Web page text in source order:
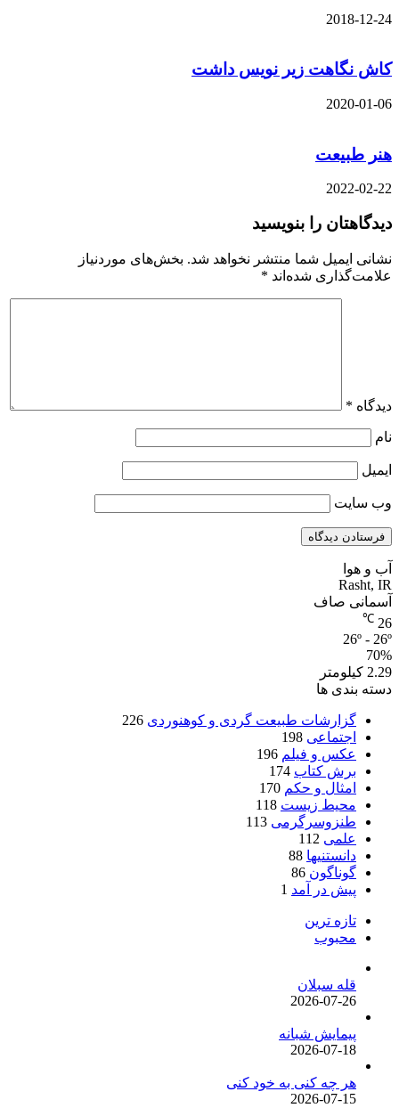
2018-12-24
کاش نگاهت زیر نویس داشت
2020-01-06
هنر طبیعت
2022-02-22
دیدگاهتان را بنویسید
نشانی ایمیل شما منتشر نخواهد شد. بخش‌های موردنیاز
علامت‌گذاری شده‌اند *
دیدگاه *
نام
ایمیل
وب‌ سایت
آب و هوا
Rasht, IR
آسمانی صاف
26
℃
26º - 26º
70%
2.29 کیلومتر
دسته بندی ها
گزارشات طبیعت گردی و کوهنوردی 226
اجتماعی 198
عکس و فیلم 196
برش کتاب 174
امثال و حکم 170
محیط زیست 118
طنزوسرگرمی 113
علمی 112
دانستنیها 88
گوناگون 86
پیش در آمد 1
تازه ترین
محبوب
قله سبلان
2026-07-26
پیمایش شبانه
2026-07-18
هر چه کنی به خود کنی
2026-07-15